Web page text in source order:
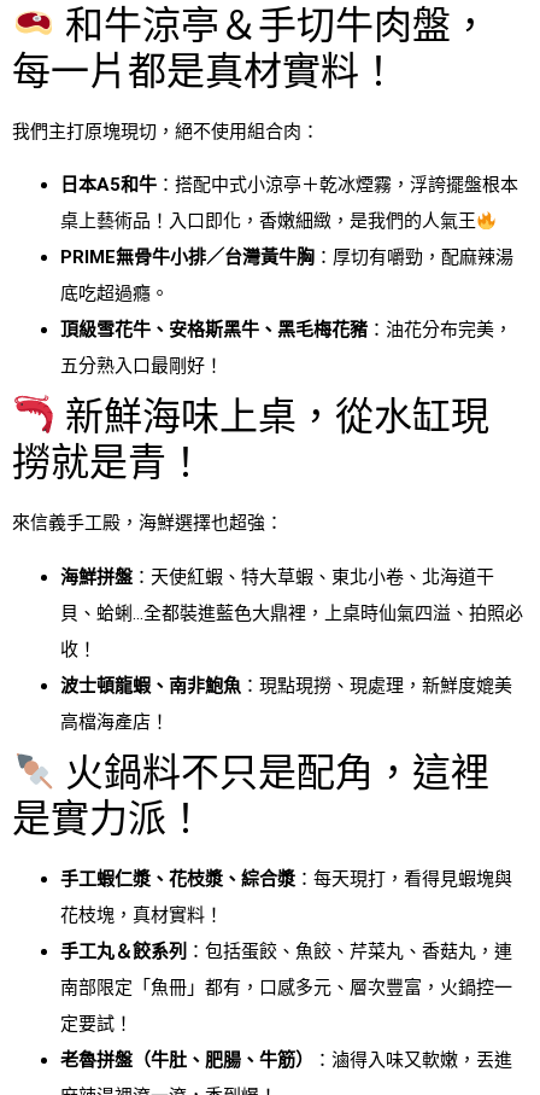
和牛涼亭＆手切牛肉盤，
每一片都是真材實料！
我們主打原塊現切，絕不使用組合肉：
日本A5和牛 ：搭配中式小涼亭＋乾冰煙霧，浮誇擺盤根本
桌上藝術品！入口即化，香嫩細緻，是我們的人氣王
PRIME無骨牛小排／台灣黃牛胸 ：厚切有嚼勁，配麻辣湯
底吃超過癮。
頂級雪花牛、安格斯黑牛、黑毛梅花豬 ：油花分布完美，
五分熟入口最剛好！
新鮮海味上桌，從水缸現
撈就是青！
來信義手工殿，海鮮選擇也超強：
海鮮拼盤 ：天使紅蝦、特大草蝦、東北小卷、北海道干
貝、蛤蜊…全都裝進藍色大鼎裡，上桌時仙氣四溢、拍照必
收！
波士頓龍蝦、南非鮑魚 ：現點現撈、現處理，新鮮度媲美
高檔海產店！
火鍋料不只是配角，這裡
是實力派！
手工蝦仁漿、花枝漿、綜合漿 ：每天現打，看得見蝦塊與
花枝塊，真材實料！
手工丸＆餃系列 ：包括蛋餃、魚餃、芹菜丸、香菇丸，連
南部限定「魚冊」都有，口感多元、層次豐富，火鍋控一
定要試！
老魯拼盤（牛肚、肥腸、牛筋）
：滷得入味又軟嫩，丟進